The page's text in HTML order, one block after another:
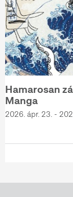
Hamarosan
Manga
2026. ápr. 23. -